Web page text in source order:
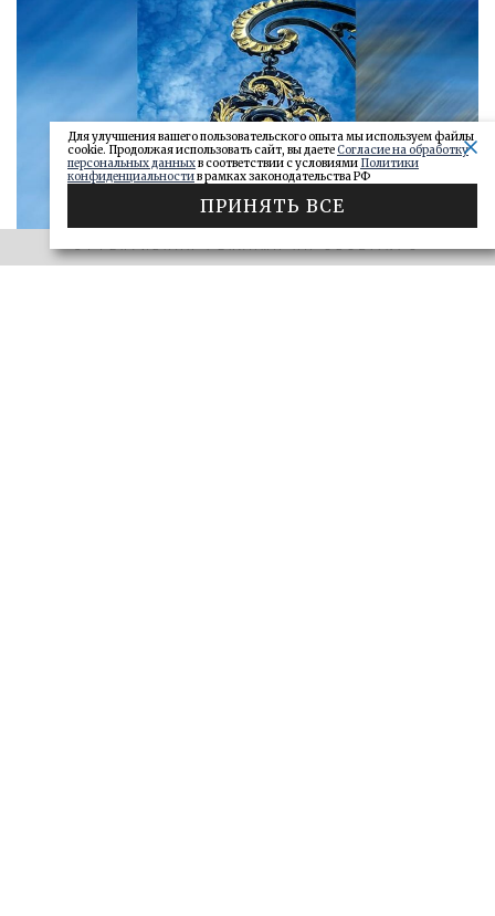
Для улучшения вашего пользовательского опыта мы используем файлы
cookie. Продолжая использовать сайт, вы даетеСогласие на обработку
персональных данныхв соответствии с условиями Политики
конфиденциальностив рамках законодательства РФ
ПРИНЯТЬ ВСЕ
ЭФФЕКТИВНАЯ РЕКЛАМА НА OBOZ.INFO